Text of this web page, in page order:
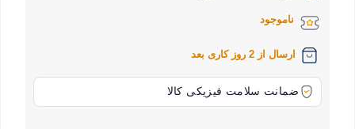
ناموجود
ارسال از 2 روز کاری بعد
ضمانت سلامت فیزیکی کالا